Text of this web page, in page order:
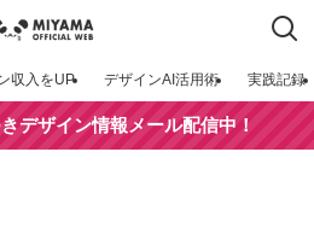
収入をUP デザインAI活用術 実践記録
デザイン情報メール配信中！